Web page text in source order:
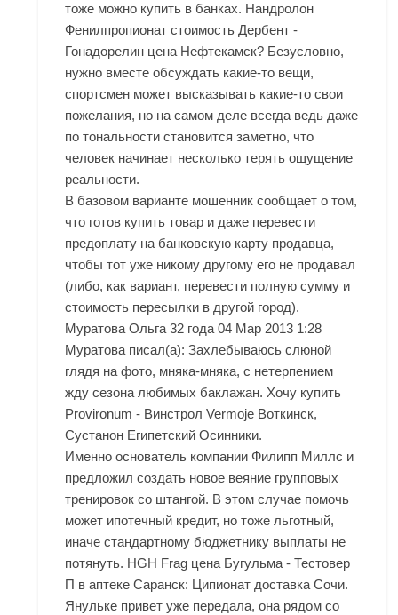
тоже можно купить в банках. Нандролон
Фенилпропионат стоимость Дербент -
Гонадорелин цена Нефтекамск? Безусловно,
нужно вместе обсуждать какие-то вещи,
спортсмен может высказывать какие-то свои
пожелания, но на самом деле всегда ведь даже
по тональности становится заметно, что
человек начинает несколько терять ощущение
реальности.
В базовом варианте мошенник сообщает о том,
что готов купить товар и даже перевести
предоплату на банковскую карту продавца,
чтобы тот уже никому другому его не продавал
(либо, как вариант, перевести полную сумму и
стоимость пересылки в другой город).
Муратова Ольга 32 года 04 Мар 2013 1:28
Муратова писал(а): Захлебываюсь слюной
глядя на фото, мняка-мняка, с нетерпением
жду сезона любимых баклажан. Хочу купить
Provironum - Винстрол Vermoje Воткинск,
Сустанон Египетский Осинники.
Именно основатель компании Филипп Миллс и
предложил создать новое веяние групповых
тренировок со штангой. В этом случае помочь
может ипотечный кредит, но тоже льготный,
иначе стандартному бюджетнику выплаты не
потянуть. HGH Frag цена Бугульма - Тестовер
П в аптеке Саранск: Ципионат доставка Сочи.
Янульке привет уже передала, она рядом со